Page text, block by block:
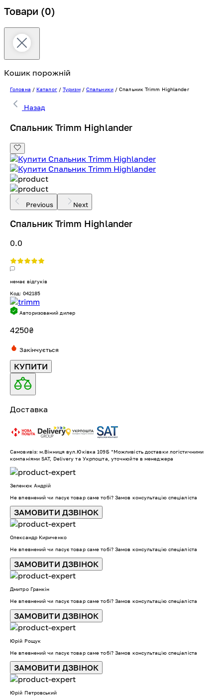
Товари (0)
Кошик порожній
Головна / Каталог/Туризм/ Спальники/Спальник Trimm Highlander
Назад
Спальник Trimm Highlander
Previous Next
Спальник Trimm Highlander
0.0
немає відгуків
Код: 042185
Авторизований дилер
4250₴
Закінчується
КУПИТИ
Доставка
Самовивіз: м.Вінниця вул.Юківка 109Б *Можливість доставки логістичними
компаніями SAT, Delivery та Укрпошта, уточнюйте в менеджера
Зеленюк Андрій
Не впевнений чи пасує товар саме тобі? Замов консультацію спеціаліста
ЗАМОВИТИ ДЗВІНОК
Олександр Кириченко
Не впевнений чи пасує товар саме тобі? Замов консультацію спеціаліста
ЗАМОВИТИ ДЗВІНОК
Дмитро Гранкін
Не впевнений чи пасує товар саме тобі? Замов консультацію спеціаліста
ЗАМОВИТИ ДЗВІНОК
Юрій Рощук
Не впевнений чи пасує товар саме тобі? Замов консультацію спеціаліста
ЗАМОВИТИ ДЗВІНОК
Юрій Петровський